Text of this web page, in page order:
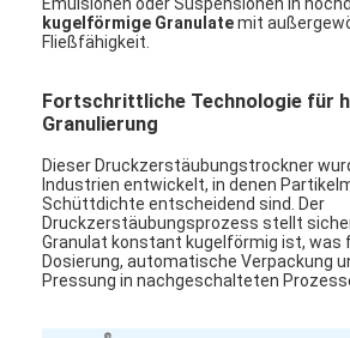
kugelförmige Granulatemit
Fließfähigkeit.
Fortschrittliche Technologie für
Granulierung
Dieser Druckzerstäubungstrockner
Industrien entwickelt, in denen
Schüttdichte entscheidend sind. Der
Druckzerstäubungsprozess stellt
Granulat konstant kugelförmig ist, was
Dosierung, automatische Verpackung
Pressung in nachgeschalteten